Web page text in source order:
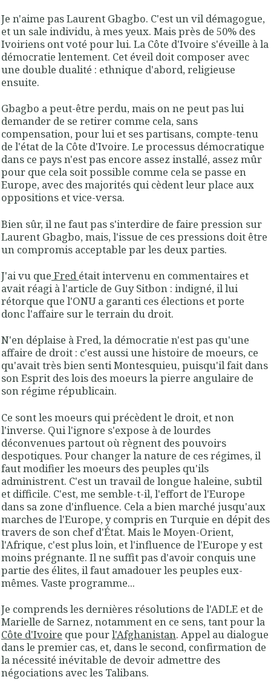
Je n'aime pas Laurent Gbagbo. C'est un vil démagogue,
et un sale individu, à mes yeux. Mais près de 50% des
Ivoiriens ont voté pour lui. La Côte d'Ivoire s'éveille à la
démocratie lentement. Cet éveil doit composer avec
une double dualité : ethnique d'abord, religieuse
ensuite.
Gbagbo a peut-être perdu, mais on ne peut pas lui
demander de se retirer comme cela, sans
compensation, pour lui et ses partisans, compte-tenu
de l'état de la Côte d'Ivoire. Le processus démocratique
dans ce pays n'est pas encore assez installé, assez mûr
pour que cela soit possible comme cela se passe en
Europe, avec des majorités qui cèdent leur place aux
oppositions et vice-versa.
Bien sûr, il ne faut pas s'interdire de faire pression sur
Laurent Gbagbo, mais, l'issue de ces pressions doit être
un compromis acceptable par les deux parties.
J'ai vu que Fred était intervenu en commentaires et
avait réagi à l'article de Guy Sitbon : indigné, il lui
rétorque que l'ONU a garanti ces élections et porte
donc l'affaire sur le terrain du droit.
N'en déplaise à Fred, la démocratie n'est pas qu'une
affaire de droit : c'est aussi une histoire de moeurs, ce
qu'avait très bien senti Montesquieu, puisqu'il fait dans
son Esprit des lois des moeurs la pierre angulaire de
son régime républicain.
Ce sont les moeurs qui précèdent le droit, et non
l'inverse. Qui l'ignore s'expose à de lourdes
déconvenues partout où règnent des pouvoirs
despotiques. Pour changer la nature de ces régimes, il
faut modifier les moeurs des peuples qu'ils
administrent. C'est un travail de longue haleine, subtil
et difficile. C'est, me semble-t-il, l'effort de l'Europe
dans sa zone d'influence. Cela a bien marché jusqu'aux
marches de l'Europe, y compris en Turquie en dépit des
travers de son chef d'État. Mais le Moyen-Orient,
l'Afrique, c'est plus loin, et l'influence de l'Europe y est
moins prégnante. Il ne suffit pas d'avoir conquis une
partie des élites, il faut amadouer les peuples eux-
mêmes. Vaste programme...
Je comprends les dernières résolutions de l'ADLE et de
Marielle de Sarnez, notamment en ce sens, tant pour la
Côte d'Ivoire que pourl'Afghanistan. Appel au dialogue
dans le premier cas, et, dans le second, confirmation de
la nécessité inévitable de devoir admettre des
négociations avec les Talibans.